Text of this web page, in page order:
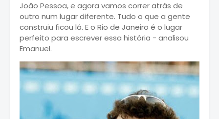
João Pessoa, e agora vamos correr atrás de
outro num lugar diferente. Tudo o que a gente
construiu ficou lá. E o Rio de Janeiro é o lugar
perfeito para escrever essa história - analisou
Emanuel.